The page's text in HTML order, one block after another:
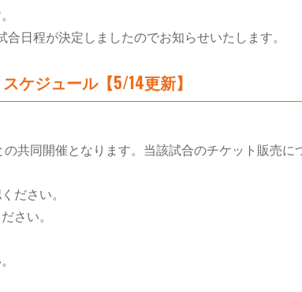
日程が決定しましたのでお知らせいたします。
ケジュール【5/14更新】
共同開催となります。当該試合のチケット販売に
ださい。
さい。